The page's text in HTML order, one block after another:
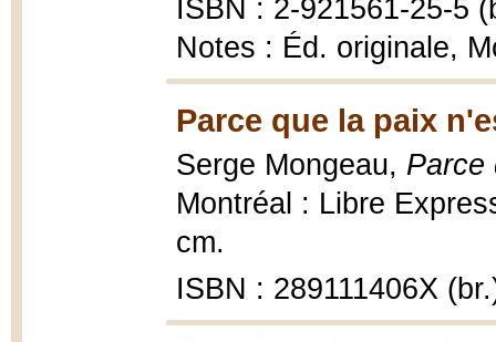
ISBN : 2-921561-25-5
Notes : Éd. originale,
Parce que la paix
Serge Mongeau, Parce
Montréal : Libre
cm.
ISBN : 289111406X